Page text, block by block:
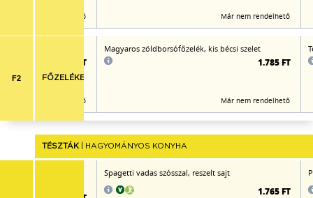
Már nem rendelhető Már nem rendelhető
F2 FŐZELÉKEK
1.780 FT
Már nem rendelhető
Magyaros zöldborsófőzelék, kis bécsi szelet
1.785 FT
Már nem rendelhető
TÉSZTÁK | HAGYOMÁNYOS KONYHA
Spagetti vadas szósszal, reszelt sajt
1.765 FT